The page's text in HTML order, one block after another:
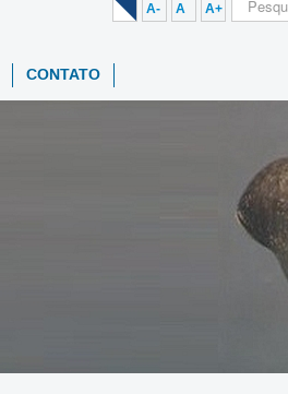
A- A A+
CONTATO